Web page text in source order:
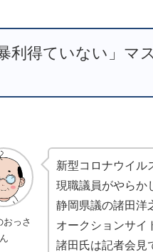
暴利得ていない」
おっさ
ん
新型コロナウイル
現職議員がやらか
静岡県議の諸田洋
オークションサイ
諸田氏は記者会見